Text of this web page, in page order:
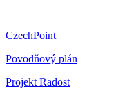
CzechPoint
Povodňový plán
Projekt Radost